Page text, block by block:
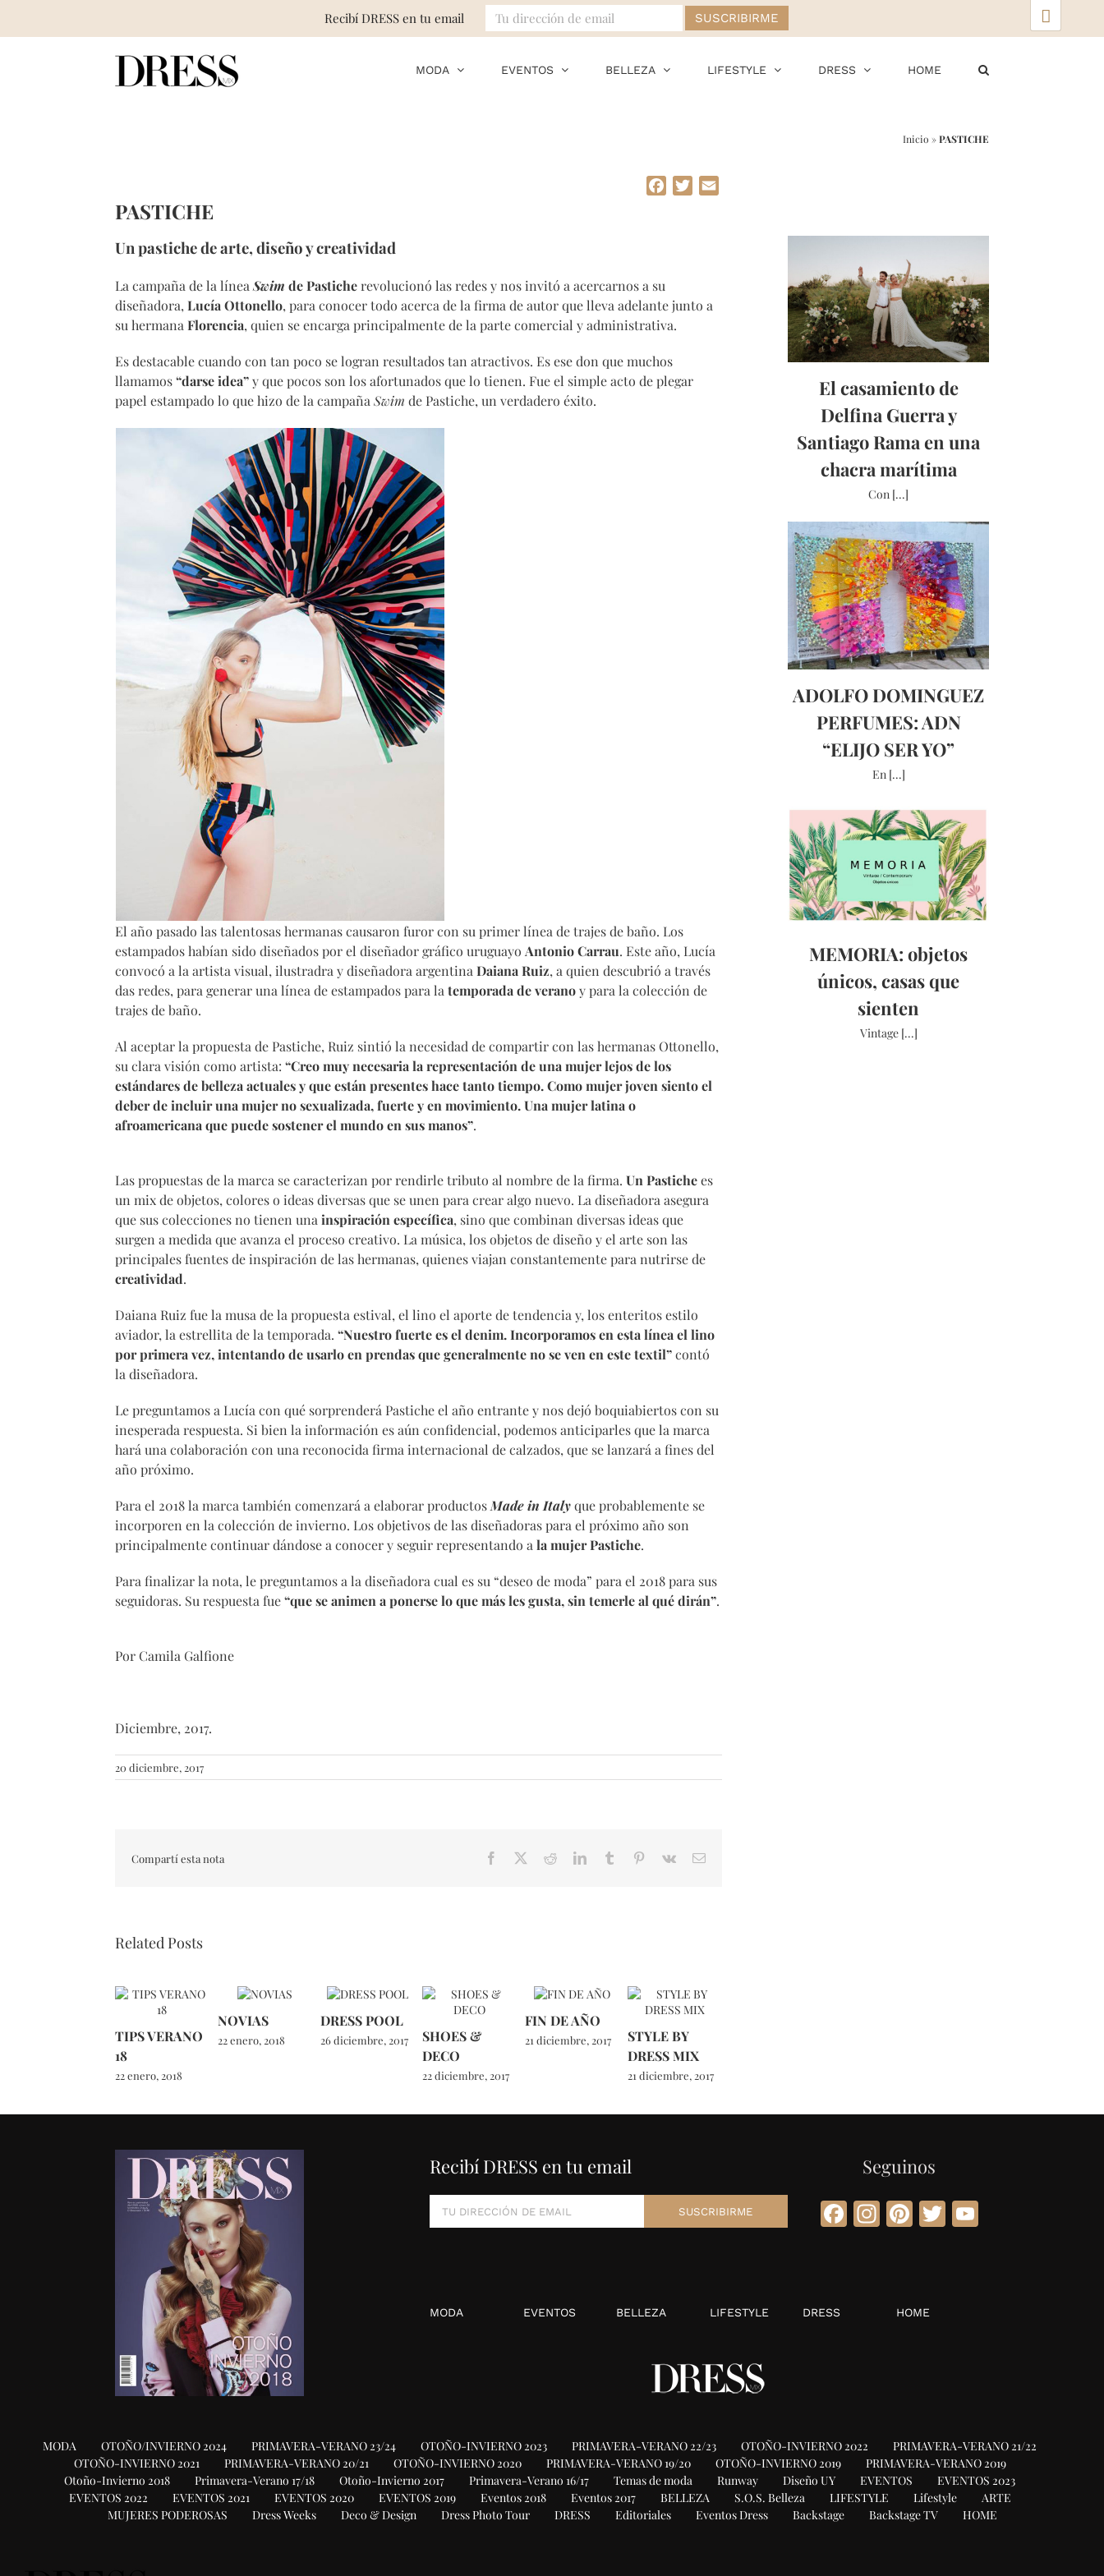
MODA EVENTOS BELLEZA LIFESTYLE DRESS HOME
Inicio »PASTICHE
Facebook
Twitter
PASTICHE
Un pastiche de arte, diseño y creatividad
La campaña de la línea Swim de Pasticherevolucionó las redes y nos invitó a acercarnos a su
diseñadora, Lucía Ottonello, para conocer todo acerca de la firma de autor que lleva adelante junto a
su hermana Florencia, quien se encarga principalmente de la parte comercial y administrativa.
Es destacable cuando con tan poco se logran resultados tan atractivos. Es ese don que muchos
llamamos“darse idea”y que pocos son los afortunados que lo tienen. Fue el simple acto de plegar
papel estampado lo que hizo de la campaña Swim de Pastiche, un verdadero éxito.
El año pasado las talentosas hermanas causaron furor con su primer línea de trajes de baño. Los
estampados habían sido diseñados por el diseñador gráfico uruguayo Antonio Carrau. Este año, Lucía
convocó a la artista visual, ilustradra y diseñadora argentina Daiana Ruiz, a quien descubrió a través
das redes, para generar una línea de estampados para la temporada de veranoy para la colección de
trajes de baño.
Al aceptar la propuesta de Pastiche, Ruiz sintió la necesidad de compartir con las hermanas Ottonello,
su clara visión como artista: “Creo muy necesaria la representación de una mujer lejos de los
estándares de belleza actuales y que están presentes hace tanto tiempo. Como mujer joven siento el
deber de incluir una mujer no sexualizada, fuerte y en movimiento. Una mujer latina o
afroamericana que puede sostener el mundo en sus manos”.
Las propuestas de la marca se caracterizan por rendirle tributo al nombre de la firma. Un Pastichees
un mix de objetos, colores o ideas diversas que se unen para crear algo nuevo. La diseñadora asegura
que sus colecciones no tienen una inspiración específica, sino que combinan diversas ideas que
surgen a medida que avanza el proceso creativo. La música, los objetos de diseño y el arte son las
principales fuentes de inspiración de las hermanas, quienes viajan constantemente para nutrirse de
creatividad.
Daiana Ruiz fue la musa de la propuesta estival, el lino el aporte de tendencia y, los enteritos estilo
aviador, la estrellita de la temporada. “Nuestro fuerte es el denim. Incorporamos en esta línea el lino
por primera vez, intentando de usarlo en prendas que generalmente no se ven en este textil”contó
la diseñadora.
Le preguntamos a Lucía con qué sorprenderá Pastiche el año entrante y nos dejó boquiabiertos con su
inesperada respuesta. Si bien la información es aún confidencial, podemos anticiparles que la marca
hará una colaboración con una reconocida firma internacional de calzados, que se lanzará a fines del
año próximo.
Para el 2018 la marca también comenzará a elaborar productos Made in Italyque probablemente se
incorporen en la colección de invierno. Los objetivos de las diseñadoras para el próximo año son
principalmente continuar dándose a conocer y seguir representando a la mujer Pastiche.
Para finalizar la nota, le preguntamos a la diseñadora cual es su “deseo de moda” para el 2018 para sus
seguidoras. Su respuesta fue“que se animen a ponerse lo que más les gusta, sin temerle al qué dirán”.
Por Camila Galfione
Diciembre, 2017.
20 diciembre, 2017
Compartí esta nota Facebook RedditLinkedInTumblr Pinterest
Vk Email
Related Posts
TIPS VERANO
18
22 enero, 2018
NOVIAS
22 enero, 2018
DRESS POOL
26 diciembre, 2017
SHOES &
DECO
22 diciembre, 2017
FIN DE AÑO
21 diciembre, 2017
STYLE BY
DRESS MIX
21 diciembre, 2017
El casamiento de
Delfina Guerra y
Santiago Rama en una
chacra marítima
Con [...]
ADOLFO DOMINGUEZ
PERFUMES: ADN
“ELIJO SER YO”
En [...]
MEMORIA: objetos
únicos, casas que
sienten
Vintage [...]
Recibí DRESS en tu email Seguinos
Facebook
Instagram
Pinterest
TwitterYouTube
MODA EVENTOS BELLEZA LIFESTYLE DRESS HOME
MODA OTOÑO/INVIERNO 2024 PRIMAVERA-VERANO 23/24 OTOÑO-INVIERNO 2023 PRIMAVERA-VERANO 22/23 OTOÑO-INVIERNO 2022
PRIMAVERA-VERANO 21/22
OTOÑO-INVIERNO 2021
PRIMAVERA-VERANO 20/21 OTOÑO-INVIERNO 2020 PRIMAVERA-VERANO 19/20 OTOÑO-INVIERNO 2019
PRIMAVERA-VERANO 2019
Otoño-Invierno 2018
Primavera-Verano 17/18 Otoño-Invierno 2017 Primavera-Verano 16/17 Temas de moda Runway Diseño UY EVENTOS
EVENTOS 2023
EVENTOS 2022
EVENTOS 2021 EVENTOS 2020 EVENTOS 2019 Eventos 2018 Eventos 2017 BELLEZA S.O.S. Belleza LIFESTYLE Lifestyle
ARTE
MUJERES PODEROSAS
Dress Weeks Deco & Design Dress Photo Tour DRESS Editoriales Eventos Dress Backstage Backstage TV HOME
Recibí DRESS en tu email